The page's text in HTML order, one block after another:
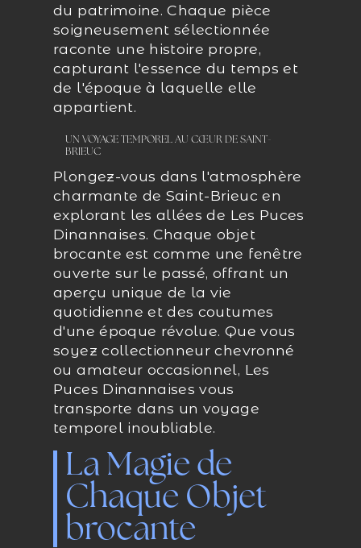
du patrimoine. Chaque pièce
soigneusement sélectionnée
raconte une histoire propre,
capturant l'essence du temps et
de l'époque à laquelle elle
appartient.
UN VOYAGE TEMPOREL AU CŒUR DE SAINT-
BRIEUC
Plongez-vous dans l'atmosphère
charmante de Saint-Brieuc en
explorant les allées de Les Puces
Dinannaises. Chaque objet
brocante est comme une fenêtre
ouverte sur le passé, offrant un
aperçu unique de la vie
quotidienne et des coutumes
d'une époque révolue. Que vous
soyez collectionneur chevronné
ou amateur occasionnel, Les
Puces Dinannaises vous
transporte dans un voyage
temporel inoubliable.
La Magie de
Chaque Objet
brocante